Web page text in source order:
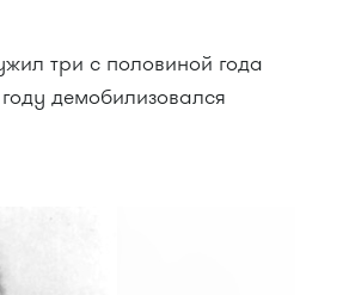
три с половиной года
демобилизовался